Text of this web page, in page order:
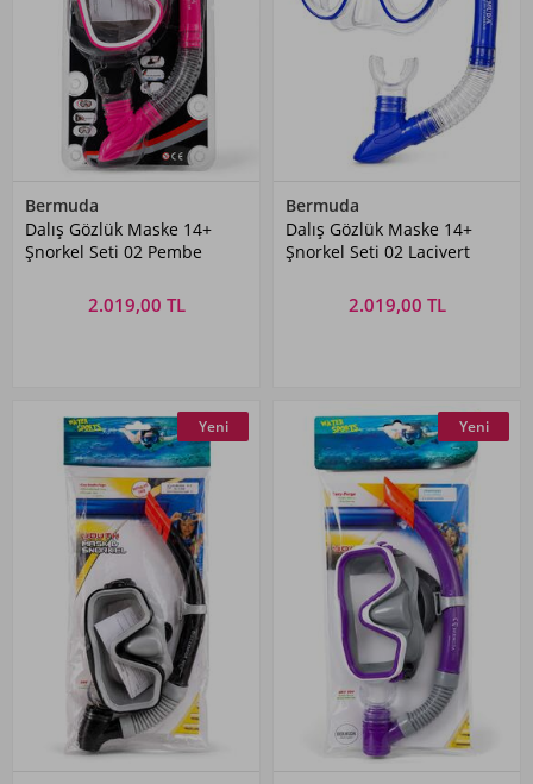
Bermuda
Dalış Gözlük Maske 14+
Şnorkel Seti 02 Pembe
2.019,00 TL
Bermuda
Dalış Gözlük Maske 14+
Şnorkel Seti 02 Lacivert
2.019,00 TL
Yeni Yeni